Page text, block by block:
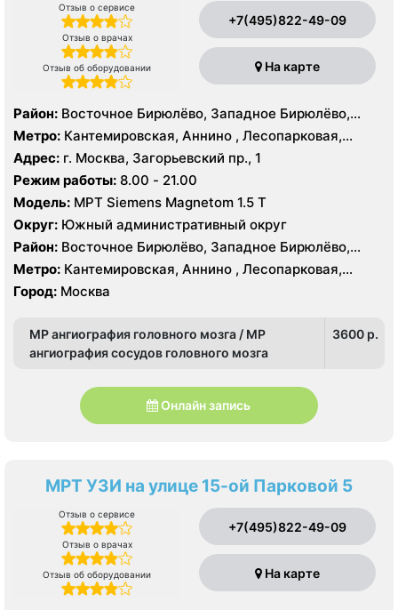
Отзыв о сервисе
Отзыв о врачах
Отзыв об оборудовании
+7(495)822-49-09
На карте
Район: Восточное Бирюлёво, Западное Бирюлёво,
Москворечье-Сабурово, Северное Орехово-Борисово,
Южное Орехово-Борисово, Царицыно, Северное
Чертаново, Центральное Чертаново, Южное Чертаново
, Южное Чертаново , Северное Бутово
Метро: Кантемировская, Аннино , Лесопарковая,
Пражская, Улица Академика Янгеля, Улица
Старокачаловская, Царицыно, Южная
Адрес: г. Москва, Загорьевский пр., 1
Режим работы: 8.00 - 21.00
Модель: МРТ Siemens Magnetom 1.5 Т
Округ: Южный административный округ
Район: Восточное Бирюлёво, Западное Бирюлёво,
Москворечье-Сабурово, Северное Орехово-Борисово,
Южное Орехово-Борисово, Царицыно, Северное
Чертаново, Центральное Чертаново, Южное Чертаново
Метро: Кантемировская, Аннино , Лесопарковая,
Пражская, Улица Академика Янгеля, Улица
Старокачаловская, Царицыно, Южная
Город: Москва
МР ангиография головного мозга / МР
ангиография сосудов головного мозга
3600 p.
Онлайн запись
МРТ УЗИ на улице 15-ой Парковой 5
Отзыв о сервисе
Отзыв о врачах
Отзыв об оборудовании
+7(495)822-49-09
На карте